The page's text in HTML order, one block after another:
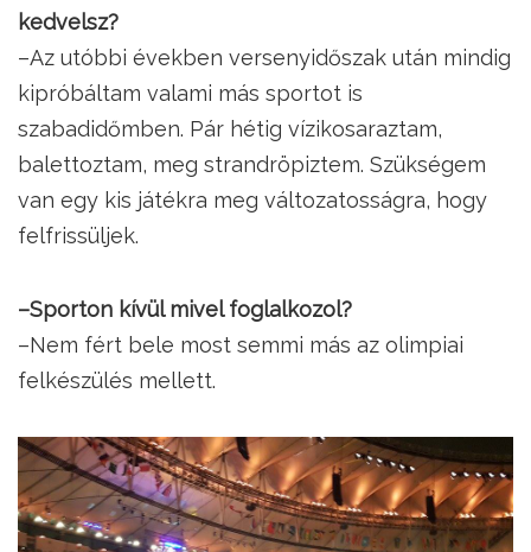
kedvelsz?
–Az utóbbi években versenyidőszak után mindig
kipróbáltam valami más sportot is
szabadidőmben. Pár hétig vízikosaraztam,
balettoztam, meg strandröpiztem. Szükségem
van egy kis játékra meg változatosságra, hogy
felfrissüljek.
–Sporton kívül mivel foglalkozol?
–Nem fért bele most semmi más az olimpiai
felkészülés mellett.